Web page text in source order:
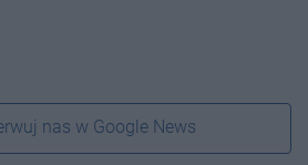
nas w Google News